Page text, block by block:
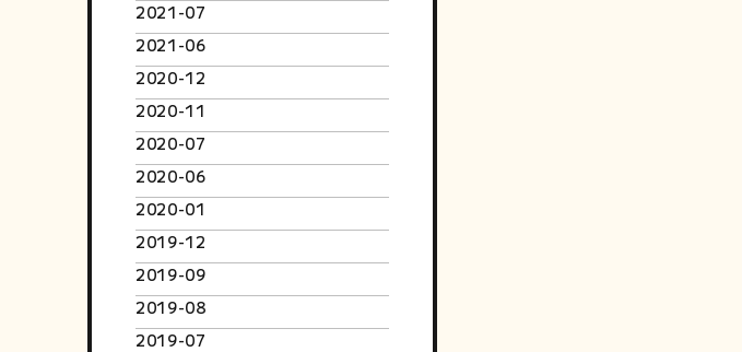
2021-07
2021-06
2020-12
2020-11
2020-07
2020-06
2020-01
2019-12
2019-09
2019-08
2019-07